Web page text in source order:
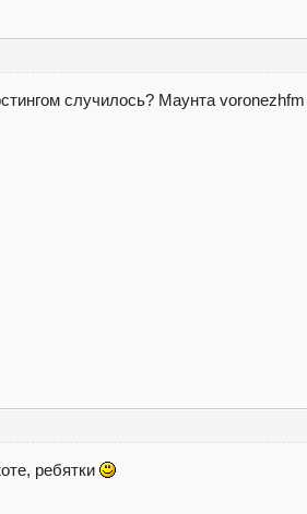
случилось? Маунта
ребятки